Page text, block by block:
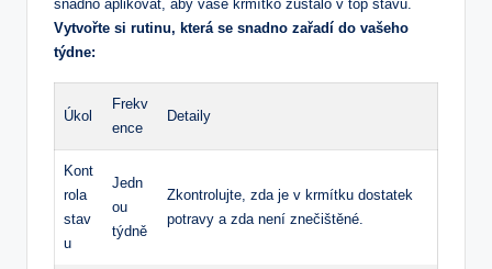
snadno aplikovat, aby vaše krmítko zůstalo v top stavu.
Vytvořte si rutinu, která se snadno zařadí do vašeho
týdne:
Úkol
Frekv
ence
Detaily
Kont
rola
stav
u
Jedn
ou
týdně
Zkontrolujte, zda je v krmítku dostatek
potravy a zda není znečištěné.